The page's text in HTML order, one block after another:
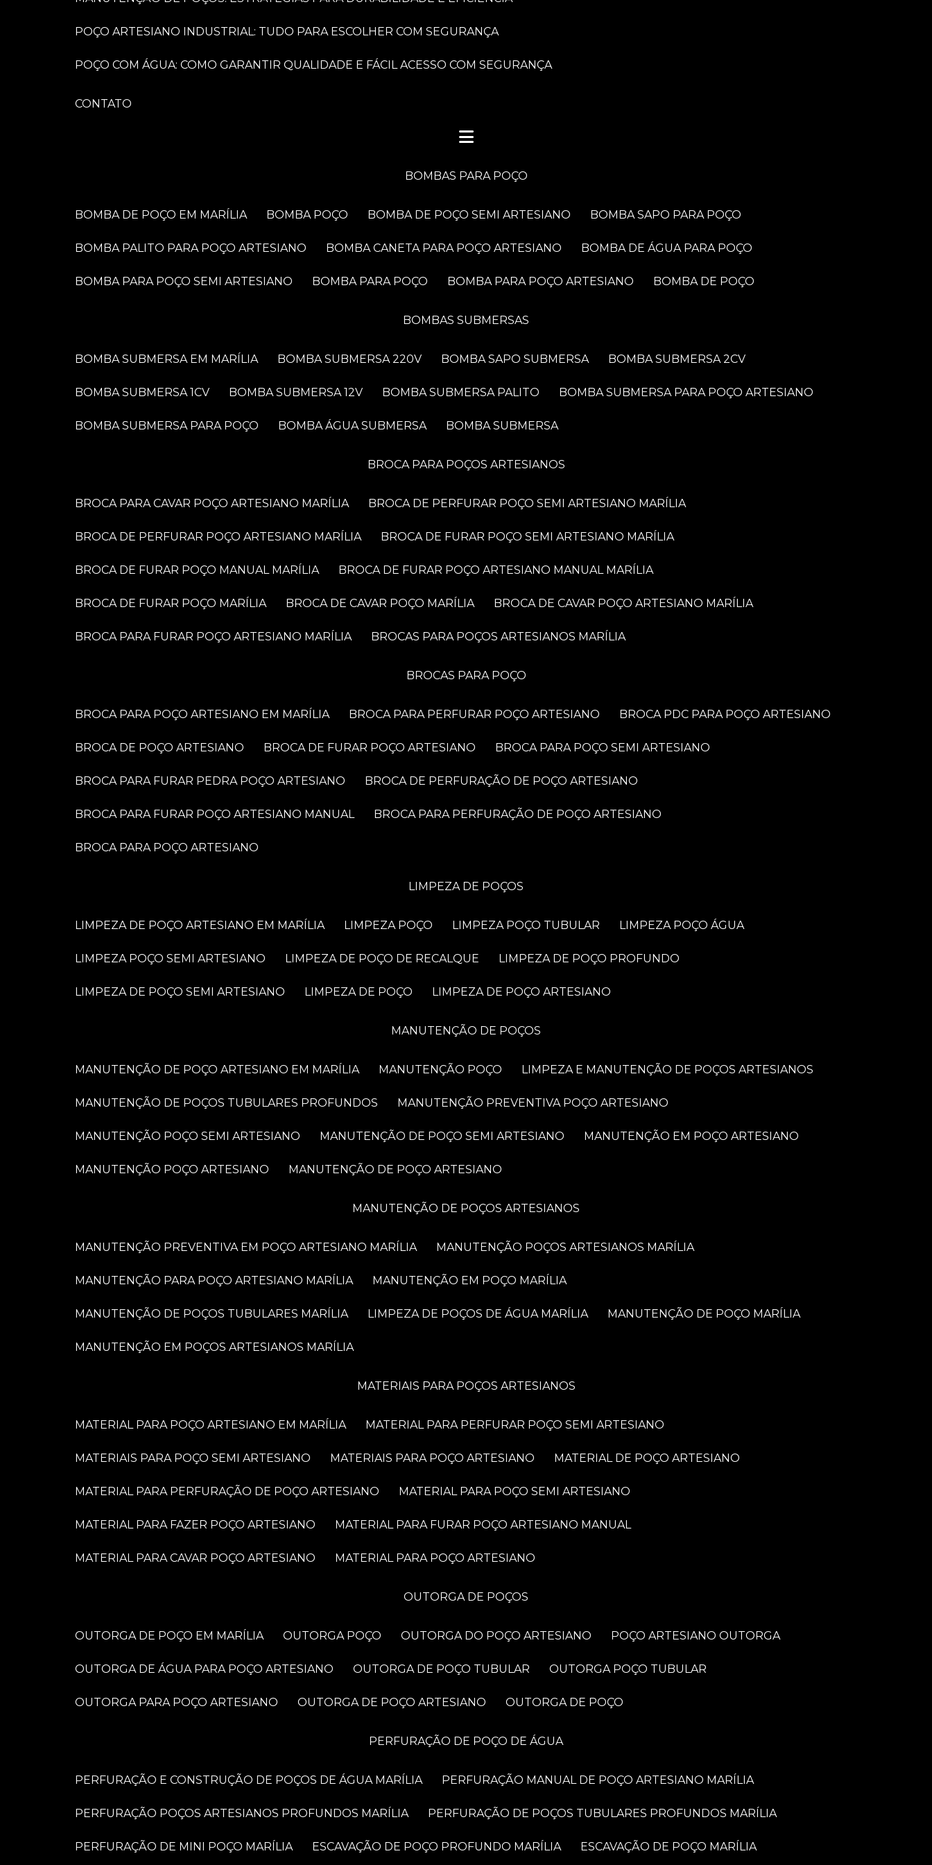
POÇO ARTESIANO INDUSTRIAL: TUDO PARA ESCOLHER COM SEGURANÇA
POÇO COM ÁGUA: COMO GARANTIR QUALIDADE E FÁCIL ACESSO COM SEGURANÇA
CONTATO
BOMBAS PARA POÇO
BOMBA DE POÇO EM MARÍLIA BOMBA POÇO BOMBA DE POÇO SEMI ARTESIANO BOMBA SAPO PARA POÇO
BOMBA PALITO PARA POÇO ARTESIANO BOMBA CANETA PARA POÇO ARTESIANO BOMBA DE ÁGUA PARA POÇO
BOMBA PARA POÇO SEMI ARTESIANO BOMBA PARA POÇO BOMBA PARA POÇO ARTESIANO BOMBA DE POÇO
BOMBAS SUBMERSAS
BOMBA SUBMERSA EM MARÍLIA BOMBA SUBMERSA 220V BOMBA SAPO SUBMERSA BOMBA SUBMERSA 2CV
BOMBA SUBMERSA 1CV BOMBA SUBMERSA 12V BOMBA SUBMERSA PALITO BOMBA SUBMERSA PARA POÇO ARTESIANO
BOMBA SUBMERSA PARA POÇO BOMBA ÁGUA SUBMERSA BOMBA SUBMERSA
BROCA PARA POÇOS ARTESIANOS
BROCA PARA CAVAR POÇO ARTESIANO MARÍLIA BROCA DE PERFURAR POÇO SEMI ARTESIANO MARÍLIA
BROCA DE PERFURAR POÇO ARTESIANO MARÍLIA BROCA DE FURAR POÇO SEMI ARTESIANO MARÍLIA
BROCA DE FURAR POÇO MANUAL MARÍLIA BROCA DE FURAR POÇO ARTESIANO MANUAL MARÍLIA
BROCA DE FURAR POÇO MARÍLIA BROCA DE CAVAR POÇO MARÍLIA BROCA DE CAVAR POÇO ARTESIANO MARÍLIA
BROCA PARA FURAR POÇO ARTESIANO MARÍLIA BROCAS PARA POÇOS ARTESIANOS MARÍLIA
BROCAS PARA POÇO
BROCA PARA POÇO ARTESIANO EM MARÍLIA BROCA PARA PERFURAR POÇO ARTESIANO BROCA PDC PARA POÇO ARTESIANO
BROCA DE POÇO ARTESIANO BROCA DE FURAR POÇO ARTESIANO BROCA PARA POÇO SEMI ARTESIANO
BROCA PARA FURAR PEDRA POÇO ARTESIANO BROCA DE PERFURAÇÃO DE POÇO ARTESIANO
BROCA PARA FURAR POÇO ARTESIANO MANUAL BROCA PARA PERFURAÇÃO DE POÇO ARTESIANO
BROCA PARA POÇO ARTESIANO
LIMPEZA DE POÇOS
LIMPEZA DE POÇO ARTESIANO EM MARÍLIA LIMPEZA POÇO LIMPEZA POÇO TUBULAR LIMPEZA POÇO ÁGUA
LIMPEZA POÇO SEMI ARTESIANO LIMPEZA DE POÇO DE RECALQUE LIMPEZA DE POÇO PROFUNDO
LIMPEZA DE POÇO SEMI ARTESIANO LIMPEZA DE POÇO LIMPEZA DE POÇO ARTESIANO
MANUTENÇÃO DE POÇOS
MANUTENÇÃO DE POÇO ARTESIANO EM MARÍLIA MANUTENÇÃO POÇO LIMPEZA E MANUTENÇÃO DE POÇOS ARTESIANOS
MANUTENÇÃO DE POÇOS TUBULARES PROFUNDOS MANUTENÇÃO PREVENTIVA POÇO ARTESIANO
MANUTENÇÃO POÇO SEMI ARTESIANO MANUTENÇÃO DE POÇO SEMI ARTESIANO MANUTENÇÃO EM POÇO ARTESIANO
MANUTENÇÃO POÇO ARTESIANO MANUTENÇÃO DE POÇO ARTESIANO
MANUTENÇÃO DE POÇOS ARTESIANOS
MANUTENÇÃO PREVENTIVA EM POÇO ARTESIANO MARÍLIA MANUTENÇÃO POÇOS ARTESIANOS MARÍLIA
MANUTENÇÃO PARA POÇO ARTESIANO MARÍLIA MANUTENÇÃO EM POÇO MARÍLIA
MANUTENÇÃO DE POÇOS TUBULARES MARÍLIA LIMPEZA DE POÇOS DE ÁGUA MARÍLIA MANUTENÇÃO DE POÇO MARÍLIA
MANUTENÇÃO EM POÇOS ARTESIANOS MARÍLIA
MATERIAIS PARA POÇOS ARTESIANOS
MATERIAL PARA POÇO ARTESIANO EM MARÍLIA MATERIAL PARA PERFURAR POÇO SEMI ARTESIANO
MATERIAIS PARA POÇO SEMI ARTESIANO MATERIAIS PARA POÇO ARTESIANO MATERIAL DE POÇO ARTESIANO
MATERIAL PARA PERFURAÇÃO DE POÇO ARTESIANO MATERIAL PARA POÇO SEMI ARTESIANO
MATERIAL PARA FAZER POÇO ARTESIANO MATERIAL PARA FURAR POÇO ARTESIANO MANUAL
MATERIAL PARA CAVAR POÇO ARTESIANO MATERIAL PARA POÇO ARTESIANO
OUTORGA DE POÇOS
OUTORGA DE POÇO EM MARÍLIA OUTORGA POÇO OUTORGA DO POÇO ARTESIANO POÇO ARTESIANO OUTORGA
OUTORGA DE ÁGUA PARA POÇO ARTESIANO OUTORGA DE POÇO TUBULAR OUTORGA POÇO TUBULAR
OUTORGA PARA POÇO ARTESIANO OUTORGA DE POÇO ARTESIANO OUTORGA DE POÇO
PERFURAÇÃO DE POÇO DE ÁGUA
PERFURAÇÃO E CONSTRUÇÃO DE POÇOS DE ÁGUA MARÍLIA PERFURAÇÃO MANUAL DE POÇO ARTESIANO MARÍLIA
PERFURAÇÃO POÇOS ARTESIANOS PROFUNDOS MARÍLIA PERFURAÇÃO DE POÇOS TUBULARES PROFUNDOS MARÍLIA
PERFURAÇÃO DE MINI POÇO MARÍLIA ESCAVAÇÃO DE POÇO PROFUNDO MARÍLIA ESCAVAÇÃO DE POÇO MARÍLIA